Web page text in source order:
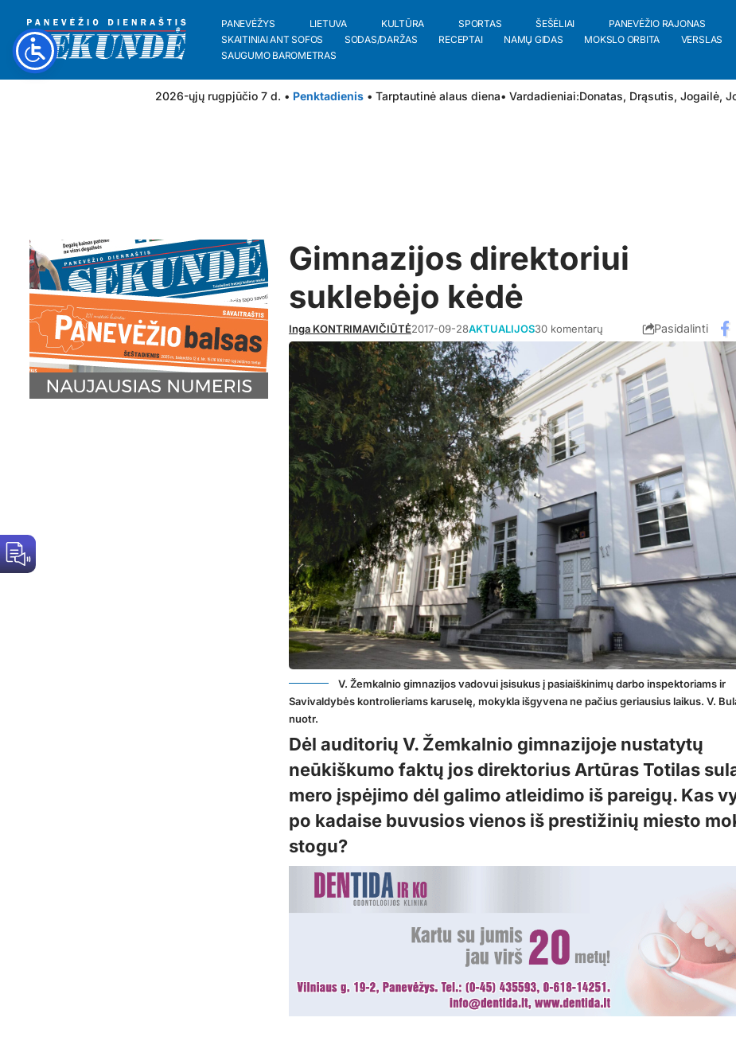
PANEVĖŽYS LIETUVA KULTŪRA SPORTAS ŠEŠĖLIAI PANEVĖŽIO RAJONAS
SKAITINIAI ANT SOFOS
SODAS/DARŽAS RECEPTAI NAMŲ GIDAS MOKSLO ORBITA VERSLAS
SAUGUMO BAROMETRAS
2026-ųjų rugpjūčio 7 d. • Penktadienis • Tarptautinė alaus diena• Vardadieniai:Donatas, Drąsutis, Jogailė,
Gimnazijos direktoriui
suklebėjo kėdė
Inga KONTRIMAVIČIŪTĖ2017-09-28AKTUALIJOS30 komentarų Pasidalinti
V. Žemkalnio gimnazijos vadovui įsisukus į pasiaiškinimų darbo inspektoriams ir
Savivaldybės kontrolieriams karuselę, mokykla išgyvena ne pačius geriausius laikus. V.
nuotr.
Dėl auditorių V. Žemkalnio gimnazijoje nustatytų
neūkiškumo faktų jos direktorius Artūras Totilas
mero įspėjimo dėl galimo atleidimo iš pareigų. Kas
po kadaise buvusios vienos iš prestižinių miesto
stogu?